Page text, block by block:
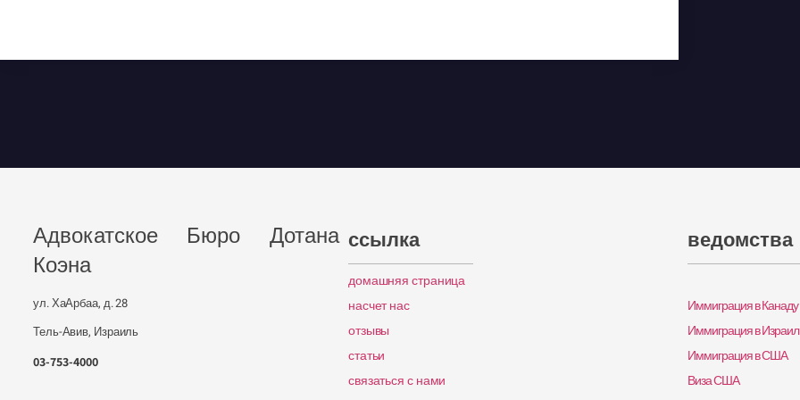
Адвокатское Бюро Дотана
Коэна
ул. ХаАрбаа, д. 28
Тель-Авив, Израиль
03-753-4000
ссылка
домашняя страница
насчет нас
отзывы
статьи
связаться с нами
ведомства
Иммиграция в Канаду
Иммиграция в
Иммиграция в США
Виза США